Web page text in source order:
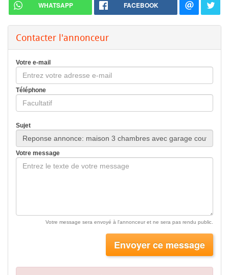
WHATSAPP FACEBOOK
Contacter l'annonceur
Votre e-mail
Téléphone
Sujet
Votre message
Votre message sera envoyé à l'annonceur et ne sera pas rendu public.
Envoyer ce message